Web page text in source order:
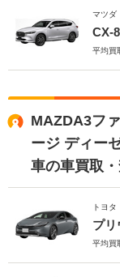
マツダ
CX-8
平均買
MAZDA3フ
ージ ディー
車の車買取
トヨタ
プリ
平均買